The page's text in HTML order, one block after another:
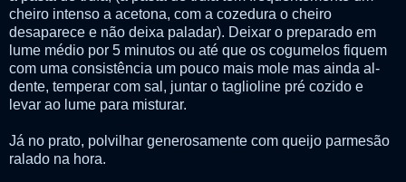
cheiro intenso a acetona, com a cozedura o cheiro
desaparece e não deixa paladar). Deixar o preparado em
lume médio por 5 minutos ou até que os cogumelos fiquem
com uma consistência um pouco mais mole mas ainda al-
dente, temperar com sal, juntar o taglioline pré cozido e
levar ao lume para misturar.
Já no prato, polvilhar generosamente com queijo parmesão
ralado na hora.